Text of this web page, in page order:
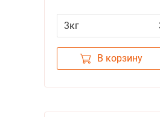
Лабрадор в возрасте
месяцев
3кг
В корзину